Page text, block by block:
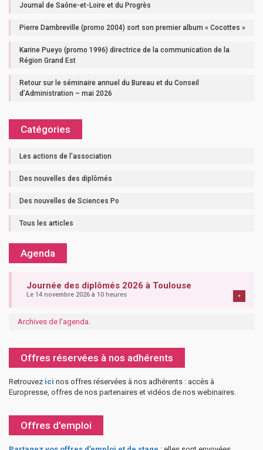
Journal de Saône-et-Loire et du Progrès
Pierre Dambreville (promo 2004) sort son premier album « Cocottes »
Karine Pueyo (promo 1996) directrice de la communication de la
Région Grand Est
Retour sur le séminaire annuel du Bureau et du Conseil
d’Administration – mai 2026
Catégories
Les actions de l'association
Des nouvelles des diplômés
Des nouvelles de Sciences Po
Tous les articles
Agenda
Journée des diplômés 2026 à Toulouse
Le 14 novembre 2026 à 10 heures +
Archives de l'agenda
Offres réservées à nos adhérents
Retrouvez ici nos offres réservées à nos adhérents : accès à
Europresse, offres de nos partenaires et vidéos de nos webinaires.
Offres d’emploi